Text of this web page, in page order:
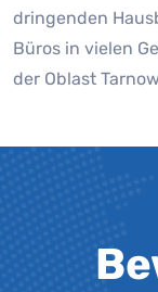
dringenden
Büros in vielen
der Oblast